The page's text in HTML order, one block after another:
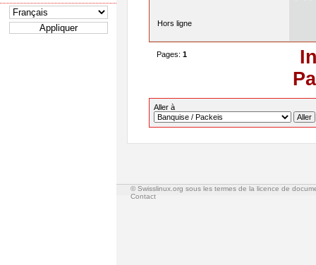
Hors ligne
Pages: 1
Aller à
© Swisslinux.org sous les termes de la licence de
Contact